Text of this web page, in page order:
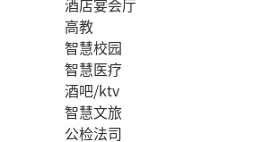
酒店宴会厅
高教
智慧校园
智慧医疗
酒吧/ktv
智慧文旅
公检法司